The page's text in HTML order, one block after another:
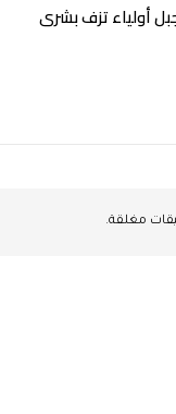
أولياء تزف بشرى
مغلقة.